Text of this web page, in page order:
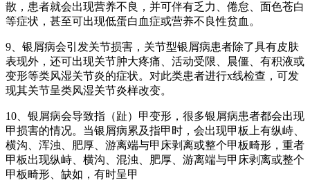
散，患者就会出现营养不良，并可伴有乏力、倦怠、面色苍白
等症状，甚至可出现低蛋白血症或营养不良性贫血。
9、银屑病会引发关节损害，关节型银屑病患者除了具有皮肤
表现外，还可出现关节肿大疼痛、活动受限、晨僵、有积液或
变形等类风湿关节炎的症状。对此类患者进行x线检查，可发
现其关节呈类风湿关节炎样改变。
10、银屑病会导致指（趾）甲变形，很多银屑病患者都会出现
甲损害的情况。当银屑病累及指甲时，会出现甲板上有纵峙、
横沟、浑浊、肥厚、游离端与甲床剥离或整个甲板畸形，重者
甲板出现纵峙、横沟、混浊、肥厚、游离端与甲床剥离或整个
甲板畸形、缺如，有时呈甲